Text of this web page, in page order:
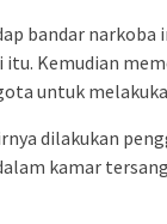
bandar
Kemudian
untuk
dilakukan
kamar